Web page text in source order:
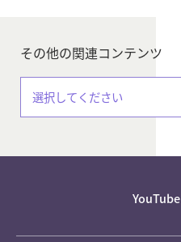
その他の関連コンテンツ
選択してください
YouTube